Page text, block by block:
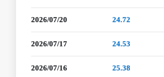
2026/07/20 24.72
2026/07/17 24.53
2026/07/16 25.38